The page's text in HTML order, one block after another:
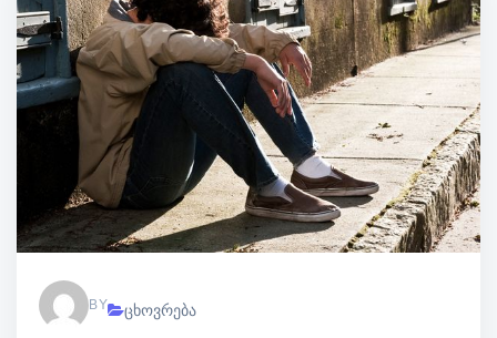
BY ცხოვრება